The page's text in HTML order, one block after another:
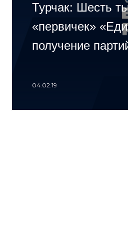
Турчак: Шесть
«первичек»
получение
04.02.19